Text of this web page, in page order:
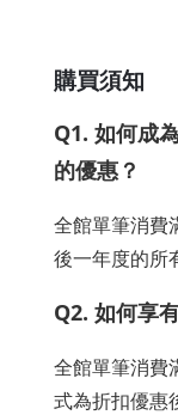
購買須知
Q1. 如何成
的優惠？
全館單筆消費
後一年度的所
Q2. 如何享
全館單筆消費
式為折扣優惠